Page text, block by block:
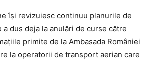
își revizuiesc continuu planurile de
a dus deja la anulări de curse către
primite de la Ambasada României
la operatorii de transport aerian care